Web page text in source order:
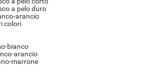
a pelo duro
arancio
colori
bianco
arancio
marrone